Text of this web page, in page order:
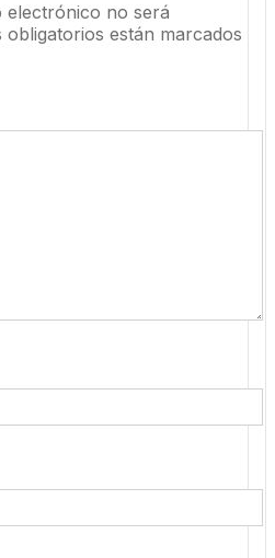
electrónico no será
obligatorios están marcados